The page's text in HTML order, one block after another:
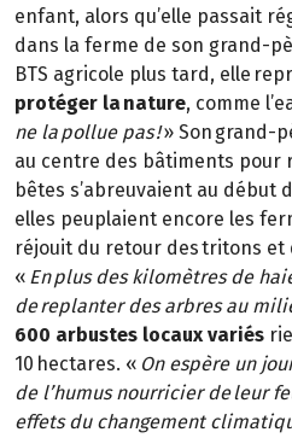
enfant, alors qu’elle passait
dans la ferme de son grand-
BTS agricole plus tard, elle
protéger la nature, comme
ne la pollue pas !» Son grand-
au centre des bâtiments pour
bêtes s’abreuvaient au début
elles peuplaient encore les
réjouit du retour des tritons et
« En plus des kilomètres de
de replanter des arbres au
600 arbustes locaux variés
10 hectares. « On espère un
de l’humus nourricier de leur
effets du changement